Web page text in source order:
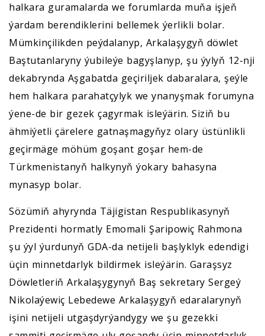
halkara guramalarda we forumlarda muňa işjeň
ýardam berendiklerini bellemek ýerlikli bolar.
Mümkinçilikden peýdalanyp, Arkalaşygyň döwlet
Baştutanlaryny ýubileýe bagyşlanyp, şu ýylyň 12-nji
dekabrynda Aşgabatda geçiriljek dabaralara, şeýle
hem halkara parahatçylyk we ynanyşmak forumyna
ýene-de bir gezek çagyrmak isleýärin. Siziň bu
ähmiýetli çärelere gatnaşmagyňyz olary üstünlikli
geçirmäge möhüm goşant goşar hem-de
Türkmenistanyň halkynyň ýokary bahasyna
mynasyp bolar.
Sözümiň ahyrynda Täjigistan Respublikasynyň
Prezidenti hormatly Emomali Şaripowiç Rahmona
şu ýyl ýurdunyň GDA-da netijeli başlyklyk edendigi
üçin minnetdarlyk bildirmek isleýärin. Garaşsyz
Döwletleriň Arkalaşygynyň Baş sekretary Sergeý
Nikolaýewiç Lebedewe Arkalaşygyň edaralarynyň
işini netijeli utgaşdyrýandygy we şu gezekki